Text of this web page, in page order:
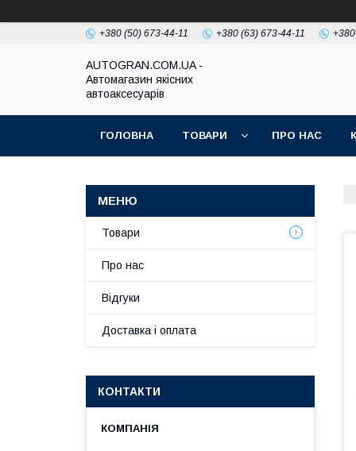
+380 (50) 673-44-11 +380 (63) 673-44-11
AUTOGRAN.COM.UA -
Автомагазин якісних
автоаксесуарів
ГОЛОВНА ТОВАРИ ПРО НАС
Товари
Про нас
Відгуки
Доставка і оплата
КОНТАКТИ